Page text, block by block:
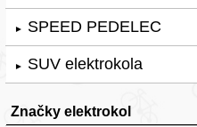
► SPEED PEDELEC
► SUV elektrokola
Značky elektrokol